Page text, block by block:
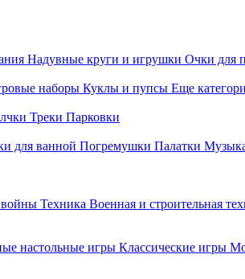
Надувные круги и игрушки Очки для
наборы Куклы и пупсы Еще
Треки Парковки
для ванной Погремушки Палатки
войны Техника Военная и строительная
настольные игры Классические игры